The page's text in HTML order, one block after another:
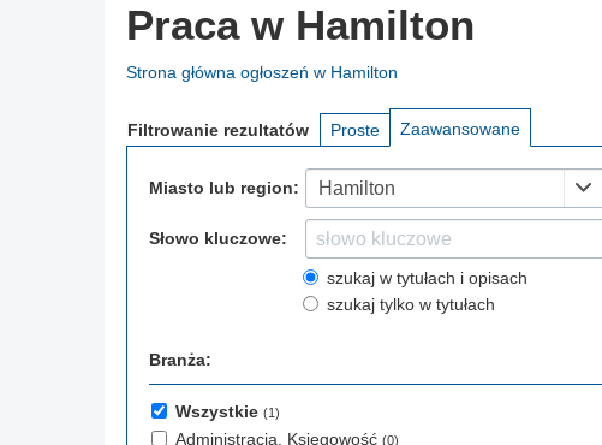
Praca w Hamilton
Strona główna ogłoszeń w Hamilton
Filtrowanie rezultatów Proste Zaawansowane
Miasto lub region: Hamilton
Słowo kluczowe:
szukaj w tytułach i opisach
szukaj tylko w tytułach
Branża:
Wszystkie (1)
Administracja, Księgowość (0)